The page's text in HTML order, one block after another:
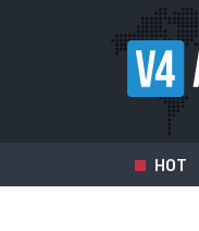
HOT